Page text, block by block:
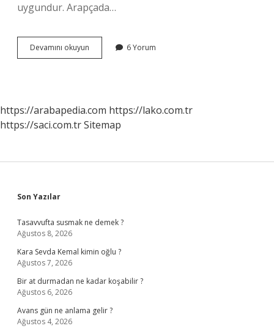
uygundur. Arapçada…
Devamını okuyun
Aşkım
6 Yorum
https://arabapedia.com https://lako.com.tr
https://saci.com.trSitemap
Sidebar
Son Yazılar
Tasavvufta susmak ne demek ?
Ağustos 8, 2026
Kara Sevda Kemal kimin oğlu ?
Ağustos 7, 2026
Bir at durmadan ne kadar koşabilir ?
Ağustos 6, 2026
Avans gün ne anlama gelir ?
Ağustos 4, 2026